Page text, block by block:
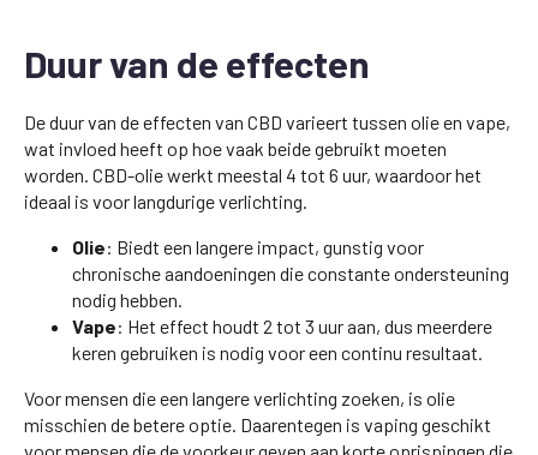
Duur van de effecten
De duur van de effecten van CBD varieert tussen olie en vape,
wat invloed heeft op hoe vaak beide gebruikt moeten
worden. CBD-olie werkt meestal 4 tot 6 uur, waardoor het
ideaal is voor langdurige verlichting.
Olie: Biedt een langere impact, gunstig voor
chronische aandoeningen die constante ondersteuning
nodig hebben.
Vape: Het effect houdt 2 tot 3 uur aan, dus meerdere
keren gebruiken is nodig voor een continu resultaat.
Voor mensen die een langere verlichting zoeken, is olie
misschien de betere optie. Daarentegen is vaping geschikt